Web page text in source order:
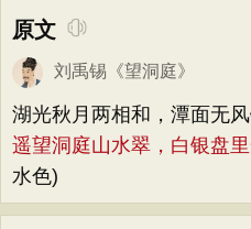
原文
刘禹锡 《望洞庭》
湖光秋月两相和，潭面无风
遥望洞庭山水翠，白银盘里
水色)